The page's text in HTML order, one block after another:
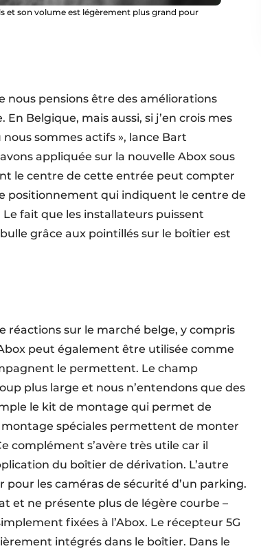
et son volume est légèrement plus grand pour
nous pensions être des améliorations
Belgique, mais aussi, si j’en crois mes
sommes actifs », lance Bart
appliquée sur la nouvelle Abox sous
le centre de cette entrée peut compter
positionnement qui indiquent le centre de
fait que les installateurs puissent
grâce aux pointillés sur le boîtier est
réactions sur le marché belge, y compris
peut également être utilisée comme
le permettent. Le champ
plus large et nous n’entendons que des
le kit de montage qui permet de
montage spéciales permettent de monter
complément s’avère très utile car il
du boîtier de dérivation. L’autre
les caméras de sécurité d’un parking.
et ne présente plus de légère courbe –
fixées à l’Abox. Le récepteur 5G
intégrés dans le boîtier. Dans le